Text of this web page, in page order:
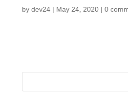
by dev24| May 24, 2020| 0